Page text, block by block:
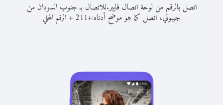
اتصل بالرقم من لوحة اتصال فايبر.للاتصال بـ جنوب السودان من
جيبوتي، اتصل كما هو موضح أدناه:+
211
+الرقم المحلي